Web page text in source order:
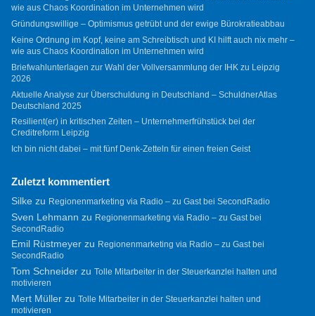
wie aus Chaos Koordination im Unternehmen wird
Gründungswillige – Optimismus getrübt und der ewige Bürokratieabbau
Keine Ordnung im Kopf, keine am Schreibtisch und KI hilft auch nix mehr –
wie aus Chaos Koordination im Unternehmen wird
Briefwahlunterlagen zur Wahl der Vollversammlung der IHK zu Leipzig
2026
Aktuelle Analyse zur Überschuldung in Deutschland – SchuldnerAtlas
Deutschland 2025
Resilient(er) in kritischen Zeiten – Unternehmerfrühstück bei der
Creditreform Leipzig
Ich bin nicht dabei – mit fünf Denk-Zetteln für einen freien Geist
Zuletzt kommentiert
Silkezu Regionenmarketing via Radio – zu Gast bei SecondRadio
Sven Lehmann zu Regionenmarketing via Radio – zu Gast bei
SecondRadio
Emil Rüstmeyerzu Regionenmarketing via Radio – zu Gast bei
SecondRadio
Tom Schneiderzu Tolle Mitarbeiter in der Steuerkanzlei halten und
motivieren
Mert Müllerzu Tolle Mitarbeiter in der Steuerkanzlei halten und
motivieren